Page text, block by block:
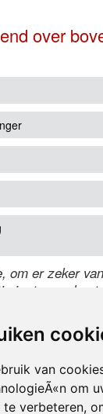
van
om
verbeteren,
over
om er zeker
is, typ